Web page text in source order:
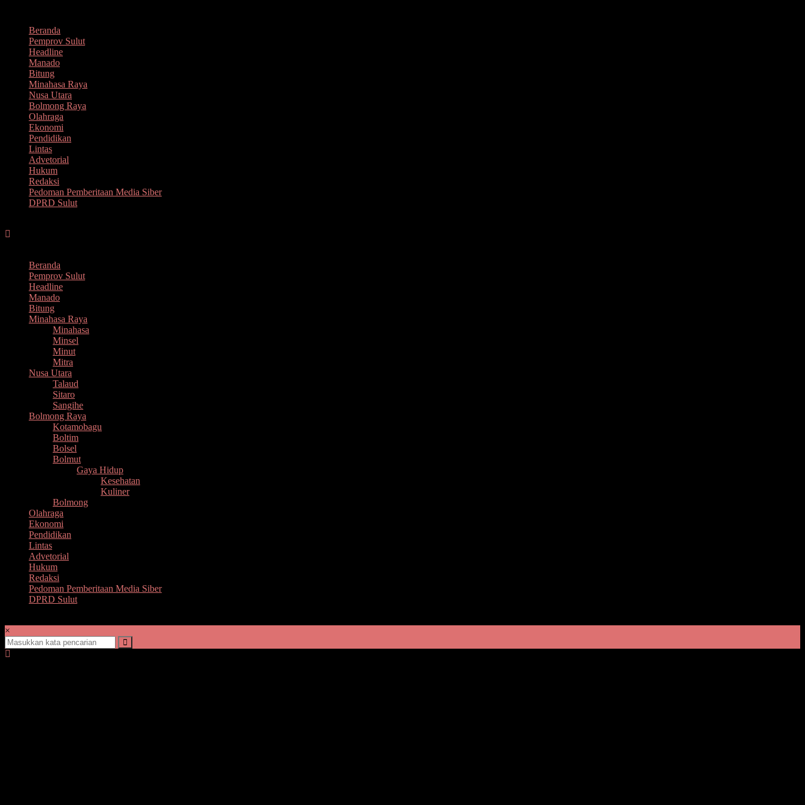
kontenBeranda
Pemprov Sulut
Headline
Manado
Bitung
Minahasa Raya
Nusa Utara
Bolmong Raya
Olahraga
Ekonomi
Pendidikan
Lintas
Advetorial
Hukum
Redaksi
Pedoman Pemberitaan Media Siber
DPRD Sulut
Beranda
Pemprov Sulut
Headline
Manado
Bitung
Minahasa Raya
Minahasa
Minsel
Minut
Mitra
Nusa Utara
Talaud
Sitaro
Sangihe
Bolmong Raya
Kotamobagu
Boltim
Bolsel
Bolmut
Gaya Hidup
Kesehatan
Kuliner
Bolmong
Olahraga
Ekonomi
Pendidikan
Lintas
Advetorial
Hukum
Redaksi
Pedoman Pemberitaan Media Siber
DPRD Sulut
×